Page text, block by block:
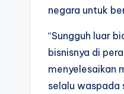
negara untuk
“Sungguh luar
bisnisnya di
menyelesaikan
selalu waspada